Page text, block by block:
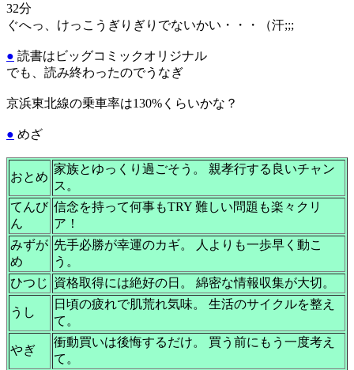
32分
ぐへっ、けっこうぎりぎりでないかい・・・（汗;;;
● 読書はビッグコミックオリジナル
でも、読み終わったのでうなぎ
京浜東北線の乗車率は130%くらいかな？
● めざ
おとめ
家族とゆっくり過ごそう。 親孝行する良いチャン
ス。
てんび
ん
信念を持って何事もTRY 難しい問題も楽々クリ
ア！
みずが
め
先手必勝が幸運のカギ。 人よりも一歩早く動こ
う。
ひつじ 資格取得には絶好の日。 綿密な情報収集が大切。
うし
日頃の疲れで肌荒れ気味。 生活のサイクルを整え
て。
やぎ
衝動買いは後悔するだけ。 買う前にもう一度考え
て。